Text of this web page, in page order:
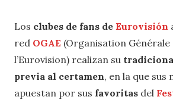
Los clubes de fans de Eurovisión
red OGAE (Organisation
l’Eurovision) realizan su
previa al certamen, en la que sus
apuestan por sus favoritas del